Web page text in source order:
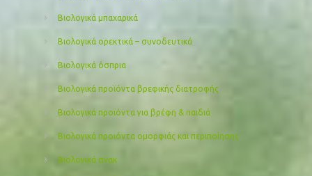
Βιολογικά μπαχαρικά
Βιολογικά ορεκτικά – συνοδευτικά
Βιολογικά όσπρια
Βιολογικά προϊόντα βρεφικής διατροφής
Βιολογικά προϊόντα για βρέφη & παιδιά
Βιολογικά προιόντα ομορφιάς και περιποίησης
Βιολογικά σνακ